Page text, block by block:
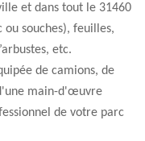
et dans tout le 31460
souches), feuilles,
etc.
de camions, de
main-d'œuvre
de votre parc